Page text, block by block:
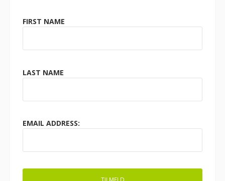
FIRST NAME
LAST NAME
EMAIL ADDRESS: